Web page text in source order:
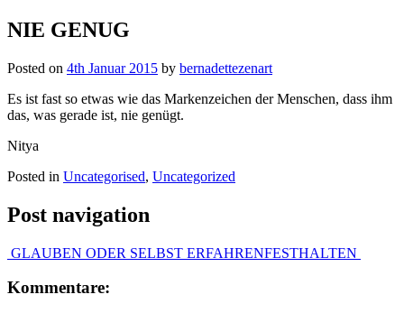
NIE GENUG
Posted on 4th Januar 2015 by bernadettezenart
Es ist fast so etwas wie das Markenzeichen der Menschen, dass ihm
das, was gerade ist, nie genügt.
Nitya
Posted in Uncategorised, Uncategorized
Post navigation
GLAUBEN ODER SELBST ERFAHRENFESTHALTEN
Kommentare: